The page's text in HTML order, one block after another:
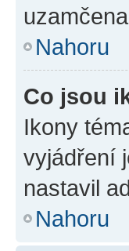
Nahoru
Co jsou
Ikony
vyjádření
nastavil
Nahoru